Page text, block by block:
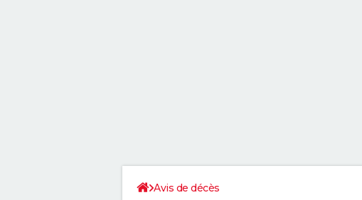
Avis de décès